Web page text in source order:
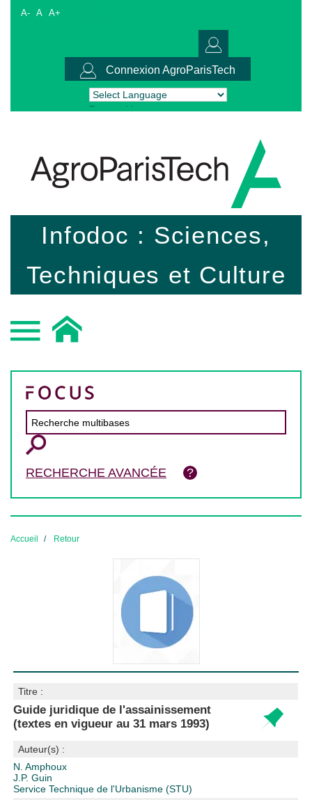
A- A A+
Connexion AgroParisTech
Powered by Translate
Infodoc : Sciences,
Techniques et Culture
RECHERCHE AVANCÉE
Accueil Retour
Titre :
Guide juridique de l'assainissement
(textes en vigueur au 31 mars 1993)
Auteur(s) :
N. Amphoux
J.P. Guin
Service Technique de l'Urbanisme (STU)